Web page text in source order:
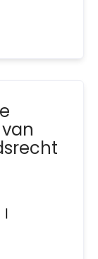
|